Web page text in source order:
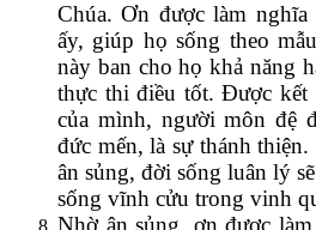
Chúa. Ơn được làm
ấy, giúp họ sống theo
này ban cho họ khả năng
thực thi điều tốt. Được
của mình, người môn đệ
đức mến, là sự thánh
ân sủng, đời sống luân lý
sống vĩnh cửu trong vinh
Nhờ ân sủng, ơn được